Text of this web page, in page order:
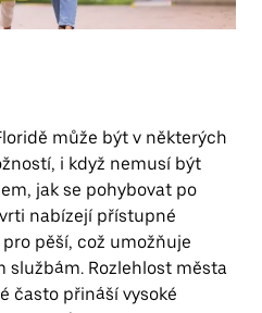
může být v některých
i když nemusí být
jak se pohybovat po
nabízejí přístupné
pěší, což umožňuje
službám. Rozlehlost města
často přináší vysoké